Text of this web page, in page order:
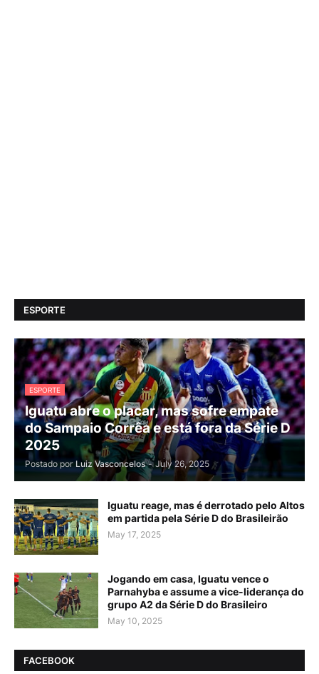
ESPORTE
ESPORTE
Iguatu abre o placar, mas sofre empate
do Sampaio Corrêa e está fora da Série D
2025
Postado por Luiz Vasconcelos - July 26, 2025
Iguatu reage, mas é derrotado pelo Altos
em partida pela Série D do Brasileirão
May 17, 2025
Jogando em casa, Iguatu vence o
Parnahyba e assume a vice-liderança do
grupo A2 da Série D do Brasileiro
May 10, 2025
FACEBOOK